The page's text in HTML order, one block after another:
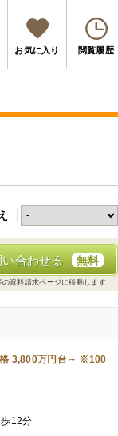
お気に入り 閲覧履歴
い合わせる 無料
資料請求ページに移動します
3,800万円台～ ※100
12分